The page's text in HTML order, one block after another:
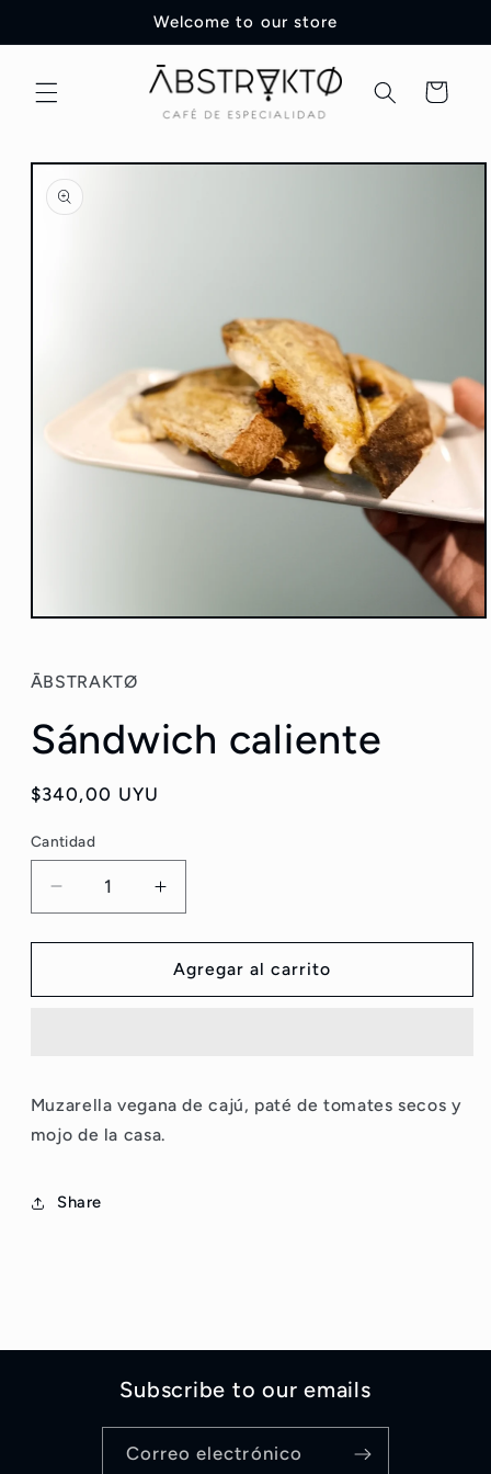
al contenido
Welcome to our store
Carrito
directamente
información
del producto
Abrir
1
en
ventana
modal
ĀBSTRAKTØ
Sándwich caliente
Precio
$340,00 UYU
Cantidad
Reducir
cantidad
para
caliente
Aumentar
cantidad
para
Sándwich
caliente
Agregar al carrito
Muzarella vegana de cajú, paté de tomates secos y
mojo de la casa.
Share
Subscribe to our emails
Correo electrónico